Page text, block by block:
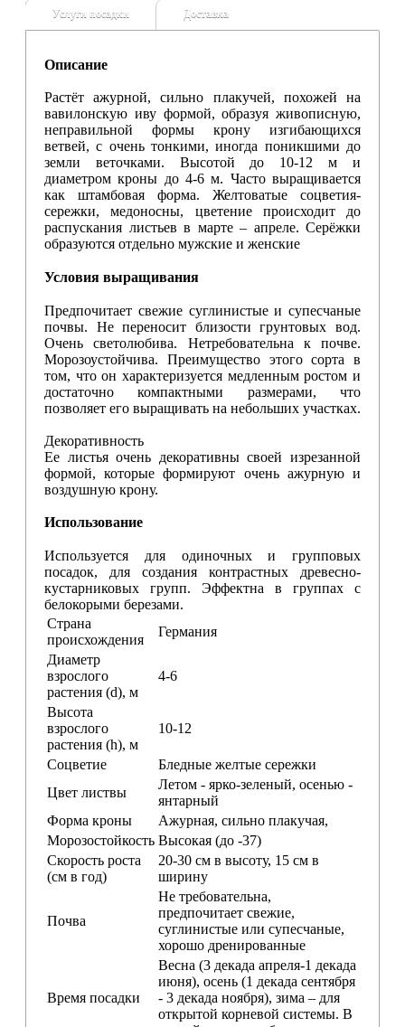
Услуги посадки Доставка
Описание
Растёт ажурной, сильно плакучей, похожей на
вавилонскую иву формой, образуя живописную,
неправильной формы крону изгибающихся
ветвей, с очень тонкими, иногда поникшими до
земли веточками. Высотой до 10-12 м и
диаметром кроны до 4-6 м. Часто выращивается
как штамбовая форма.
Желтоватые соцветия-
сережки, медоносны, цветение происходит до
распускания листьев в марте – апреле. Серёжки
образуются отдельно мужские и женские
Условия выращивания
Предпочитает свежие суглинистые и супесчаные
почвы. Не переносит близости грунтовых вод.
Очень светолюбива. Нетребовательна к почве.
Морозоустойчива. Преимущество этого сорта в
том, что он характеризуется медленным ростом и
достаточно компактными размерами, что
позволяет его выращивать на небольших участках.
Декоративность
Ее листья очень декоративны своей изрезанной
формой, которые формируют очень ажурную и
воздушную крону.
Использование
Используется для одиночных и групповых
посадок, для создания контрастных древесно-
кустарниковых групп. Эффектна в группах с
белокорыми березами.
Страна
происхождения
Германия
Диаметр
взрослого
растения (d), м
4-6
Высота
взрослого
растения (h), м
10-12
Соцветие
Бледные желтые сережки
Цвет листвы
Летом - ярко-зеленый, осенью -
янтарный
Форма кроны
Ажурная, сильно плакучая,
Морозостойкость Высокая (до -37)
Скорость роста
(см в год)
20-30 см в высоту, 15 см в
ширину
Почва
Не требовательна,
предпочитает свежие,
суглинистые или супесчаные,
хорошо дренированные
Время посадки
Весна (3 декада апреля-1 декада
июня), осень (1 декада сентября
- 3 декада ноября), зима – для
открытой корневой системы. В